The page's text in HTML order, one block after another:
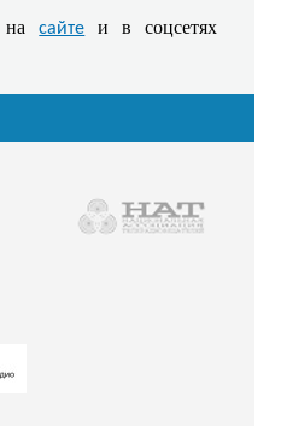
насайте и в соцсетях